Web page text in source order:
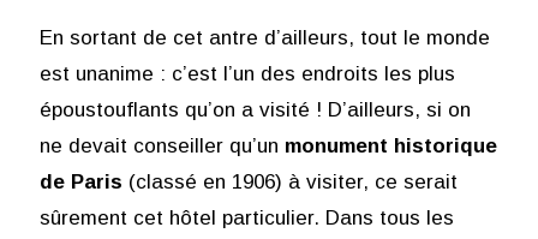
En sortant de cet antre d’ailleurs, tout le monde
est unanime : c’est l’un des endroits les plus
époustouflants qu’on a visité ! D’ailleurs, si on
ne devait conseiller qu’un monument historique
de Paris (classé en 1906) à visiter, ce serait
sûrement cet hôtel particulier. Dans tous les